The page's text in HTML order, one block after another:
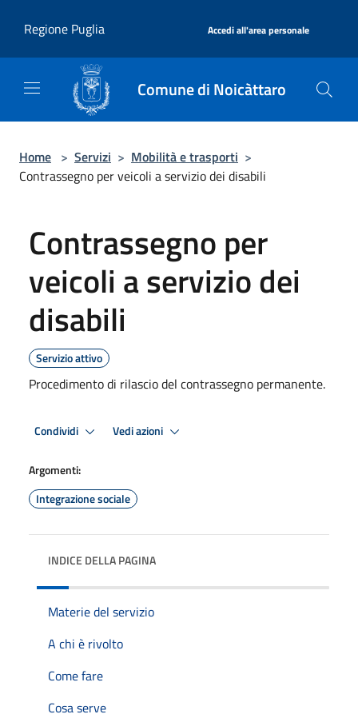
Regione Puglia
Accedi all'area personale
Comune di Noicàttaro
Home > Servizi > Mobilità e trasporti >
Contrassegno per veicoli a servizio dei disabili
Contrassegno per
veicoli a servizio dei
disabili
Servizio attivo
Procedimento di rilascio del contrassegno permanente.
Condividi Vedi azioni
Argomenti:
Integrazione sociale
INDICE DELLA PAGINA
Materie del servizio
A chi è rivolto
Come fare
Cosa serve